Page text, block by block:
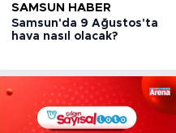
SAMSUN HABER
Samsun'da 9 Ağustos'ta
hava nasıl olacak?